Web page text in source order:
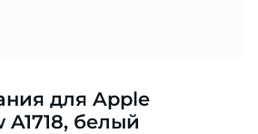
для Apple
белый